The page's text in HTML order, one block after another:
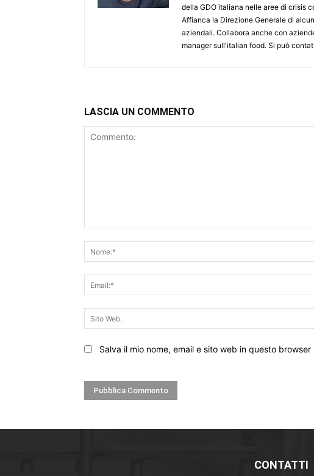
della GDO italiana nelle aree di crisis
Affianca la Direzione Generale di
aziendali. Collabora anche con
manager sull'italian food. Si può
LASCIA UN COMMENTO
Salva il mio nome, email e sito web in questo
CONTATTI